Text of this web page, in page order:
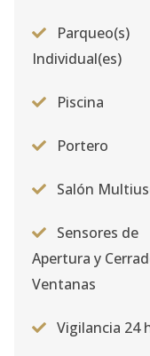
Parqueo(s)
Individual(es)
Piscina
Portero
Salón
Sensores de
Apertura y
Ventanas
Vigilancia 24